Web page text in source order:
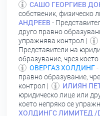
САШО ГЕОРГИЕВ
собственик, физическо
АНДРЕЕВ -
друго правно
упражнява контрол |
Представители на
образувание, чрез
ОВЕРГАЗ ХОЛДИНГ-
правно образувание,
контрол |
ИЛИЯН
юридическо лице или
което непряко се
ХОЛДИНГС ЛИМИТЕД /